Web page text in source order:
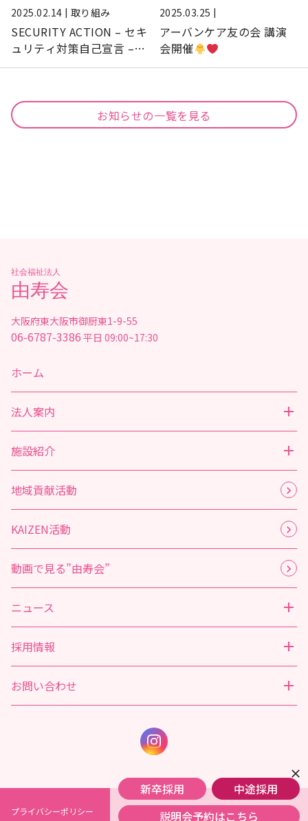
2025.02.14 | 取り組み
SECURITY ACTION – セキ
ュリティ対策自己宣言 –
を行いました！
2025.03.25 |
アーバンケア友の会 講演
会開催
お知らせの一覧を見る
close
新卒採用
中途採用
説明会予約はこちら
社会福祉法人
由寿会
大阪府東大阪市御厨東1-9-55
06-6787-3386 平日 09:00~17:30
ホーム
法人案内
施設紹介
地域貢献活動
KAIZEN活動
動画で見る”由寿会”
ニュース
採用情報
お問い合わせ
プライバシーポリシー